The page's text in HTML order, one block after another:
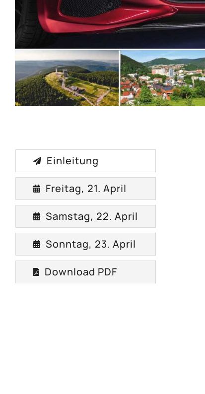
Einleitung
Freitag, 21. April
Samstag, 22. April
Sonntag, 23. April
Download PDF